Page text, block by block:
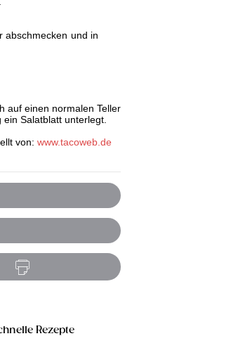
abschmecken und in
auf einen normalen Teller
Salatblatt unterlegt.
von: www.tacoweb.de
Rezepte